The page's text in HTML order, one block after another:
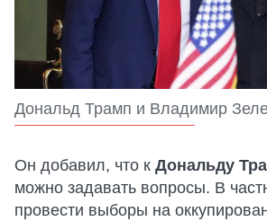
Дональд Трамп и Владимир
Он добавил, что к Дональду
можно задавать вопросы. В
провести выборы на